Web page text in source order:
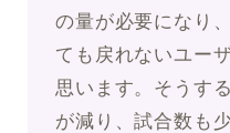
の量が必要になり
ても戻れないユー
思います。そうす
が減り、試合数も